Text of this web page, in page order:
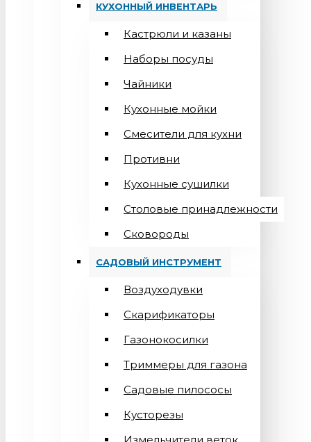
КУХОННЫЙ ИНВЕНТАРЬ
Кастрюли и казаны
Наборы посуды
Чайники
Кухонные мойки
Смесители для кухни
Противни
Кухонные сушилки
Столовые принадлежности
Сковороды
САДОВЫЙ ИНСТРУМЕНТ
Воздуходувки
Скарификаторы
Газонокосилки
Триммеры для газона
Садовые пилососы
Кусторезы